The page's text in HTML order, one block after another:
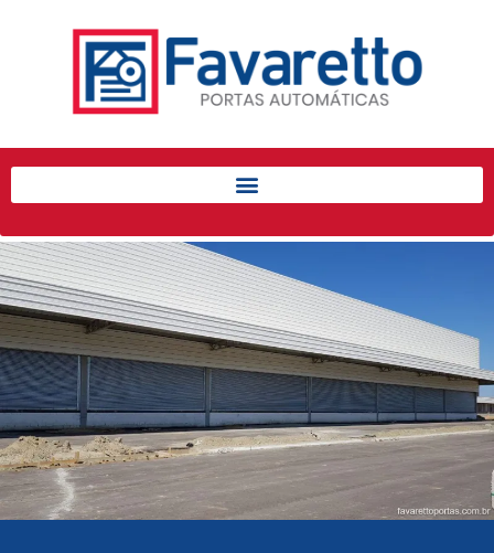
Início
Produtos
Porta de Enrolar Automática
Automatizadores
Acessórios Para Portas de
Enrolar
Pintura eletrostática
Portfólio
Contato